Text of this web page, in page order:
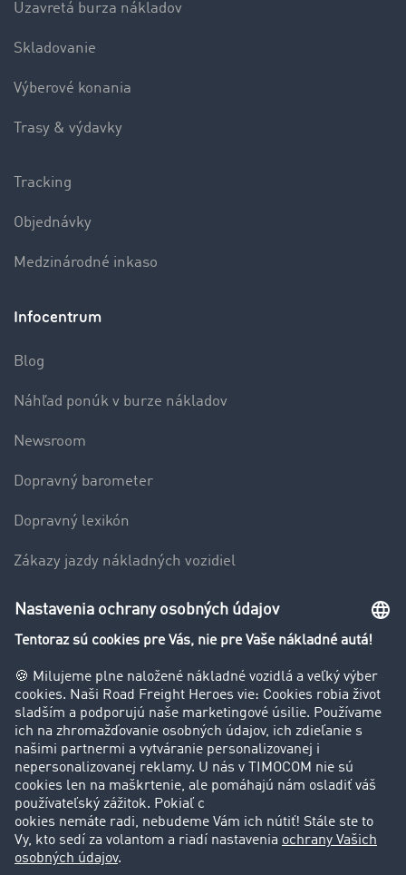
Uzavretá burza nákladov
Skladovanie
Výberové konania
Trasy & výdavky
Tracking
Objednávky
Medzinárodné inkaso
Infocentrum
Blog
Náhľad ponúk v burze nákladov
Newsroom
Dopravný barometer
Dopravný lexikón
Zákazy jazdy nákladných vozidiel
Firma
Príbehy zákazníkov
Zákazníci získavajú zákazníkov
Podpora
Kontakt